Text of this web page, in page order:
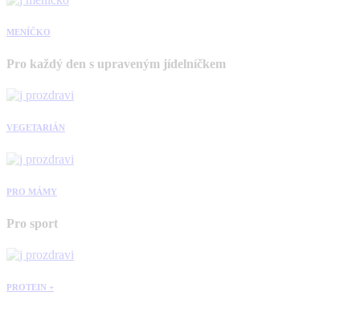
MENÍČKO
Pro každý den s upraveným jídelníčkem
VEGETARIÁN
PRO MÁMY
Pro sport
PROTEIN +